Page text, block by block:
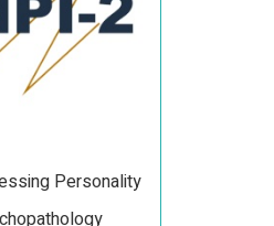
Personality